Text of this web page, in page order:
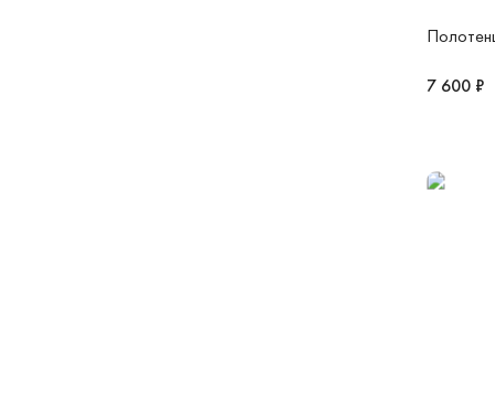
7 600 ₽